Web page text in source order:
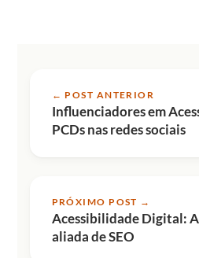
← POST ANTERIOR
Influenciadores em
PCDs nas redes sociais
PRÓXIMO POST →
Acessibilidade Digital:
aliada de SEO